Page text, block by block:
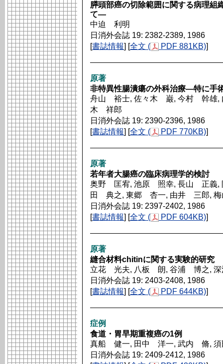
膵頭部癌の切除範囲に関する病理
て―
中迫 利明
日消外会誌 19: 2382-2389, 1986
[書誌情報] [全文 ( PDF 881KB)]
原著
非特異性腸潰瘍の外科治療―特に手
舟山 裕士, 佐々木 巌, 今村 幹雄,
木 祥郎
日消外会誌 19: 2390-2396, 1986
[書誌情報] [全文 ( PDF 770KB)]
原著
若年者大腸癌の臨床病理学的検討
奥野 匡宥, 池原 照幸, 長山 正義,
田 典之, 東郷 杏一, 由井 三郎,
日消外会誌 19: 2397-2402, 1986
[書誌情報] [全文 ( PDF 604KB)]
原著
縫合材料chitinに関する実験的研究
立花 光夫, 八板 朗, 谷浦 博之,
日消外会誌 19: 2403-2408, 1986
[書誌情報] [全文 ( PDF 644KB)]
症例
食道・胃早期重複癌の1例
真船 健一, 田中 洋一, 武内 脩,
日消外会誌 19: 2409-2412, 1986